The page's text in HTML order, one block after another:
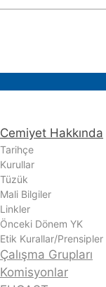
Cemiyet Hakkında
Tarihçe
Kurullar
Tüzük
Mali Bilgiler
Linkler
Önceki Dönem YK
Etik Kurallar/Prensipler
Çalışma Grupları
Komisyonlar